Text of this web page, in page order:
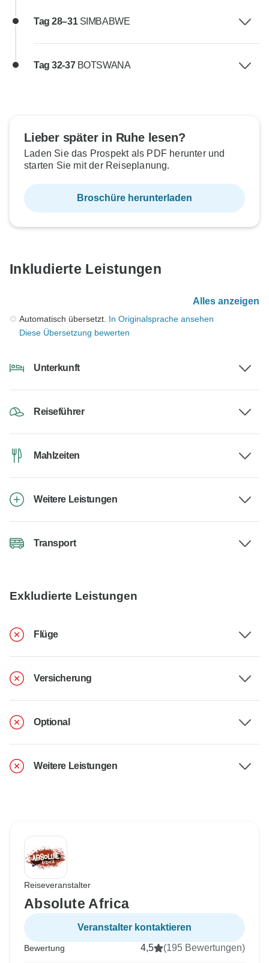
Tag 28–31 SIMBABWE
Tag 32-37 BOTSWANA
Lieber später in Ruhe lesen?
Laden Sie das Prospekt als PDF herunter und
starten Sie mit der Reiseplanung.
Broschüre herunterladen
Inkludierte Leistungen
Alles anzeigen
Automatisch übersetzt. In Originalsprache ansehen
Diese Übersetzung bewerten
Unterkunft
Reiseführer
Mahlzeiten
Weitere Leistungen
Transport
Exkludierte Leistungen
Flüge
Versicherung
Optional
Weitere Leistungen
Reiseveranstalter
Absolute Africa
Veranstalter kontaktieren
Bewertung 4,5 (195 Bewertungen)